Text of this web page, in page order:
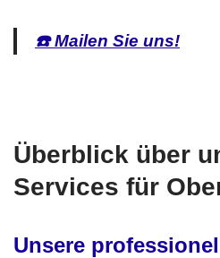
☎️ Mailen Sie uns!
Überblick über
Services für
Unsere